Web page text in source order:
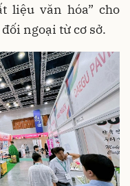
liệu văn hóa” cho
ngoại từ cơ sở.